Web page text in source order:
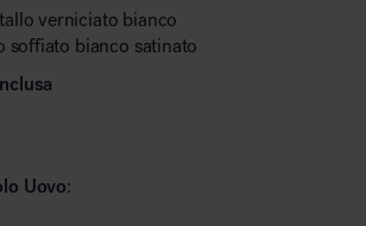
verniciato bianco
soffiato bianco satinato
Uovo: